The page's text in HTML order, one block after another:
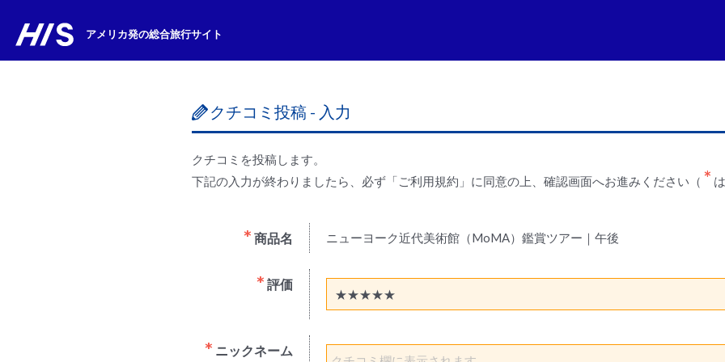
アメリカ発の総合旅行サイト
クチコミ投稿 - 入力
クチコミを投稿します。
下記の入力が終わりましたら、必ず「ご利用規約」に同意の上、確認画面へお進みください（
商品名 ニューヨーク近代美術館（MoMA）鑑賞ツアー｜午後
評価
ニックネーム